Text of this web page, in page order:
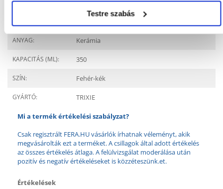
Testre szabás
ANYAG: Kerámia
KAPACITÁS (ML): 350
SZÍN: Fehér-kék
GYÁRTÓ: TRIXIE
Mi a termék értékelési szabályzat?
Csak regisztrált FERA.HU vásárlók írhatnak véleményt, akik
megvásárolták ezt a terméket. A csillagok által adott értékelés
az összes értékelés átlaga. A felülvizsgálat moderálása után
pozitív és negatív értékeléseket is közzéteszünk.et.
Értékelések